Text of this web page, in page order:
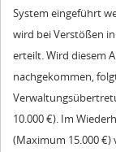
System eingeführt
wird bei Verstößen
erteilt. Wird diesem
nachgekommen,
10.000 €). Im
(Maximum 15.000 €)